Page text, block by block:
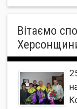
Вітаємо